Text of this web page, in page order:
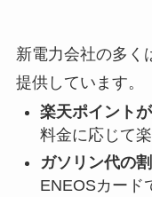
新電力会社の多く
提供しています。
楽天ポイント
料金に応じて
ガソリン代の割
ENEOSカード